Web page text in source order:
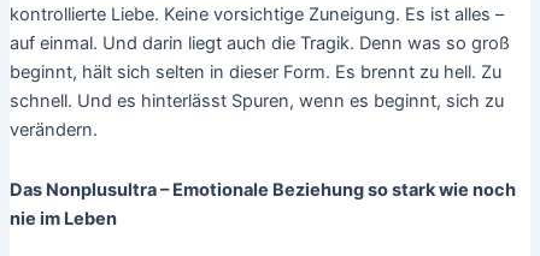
kontrollierte Liebe. Keine vorsichtige Zuneigung. Es ist alles –
auf einmal. Und darin liegt auch die Tragik. Denn was so groß
beginnt, hält sich selten in dieser Form. Es brennt zu hell. Zu
schnell. Und es hinterlässt Spuren, wenn es beginnt, sich zu
verändern.
Das Nonplusultra – Emotionale Beziehung so stark wie noch
nie im Leben